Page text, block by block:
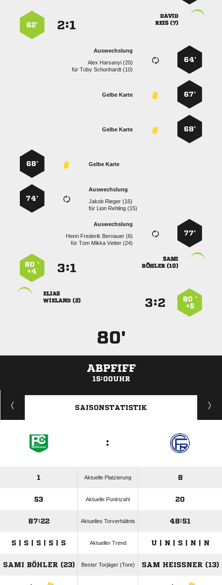

 
:
62’
64’
Auswechslung
  
für  
67’
Gelbe Karte
68’
Gelbe Karte
Gelbe Karte
68’
Auswechslung
  
für   
74’
77’
Auswechslung
   
für   

 
:
80 ’
+4
80 ’
+5
:

 
80'
ABPFIFF
15:00UHR
ANZEIGE
SAISONSTATISTIK
:
1 Aktuelle Platzierung 8
53 Aktuelle Punktzahl 20
87:22 Aktuelles Torverhältnis 48:51
S | S | S | S | S Aktueller Trend U | N | S | N | N
SAMI BÖHLER (23) Bester Torjäger (Tore) SAM HEISSNER (13)